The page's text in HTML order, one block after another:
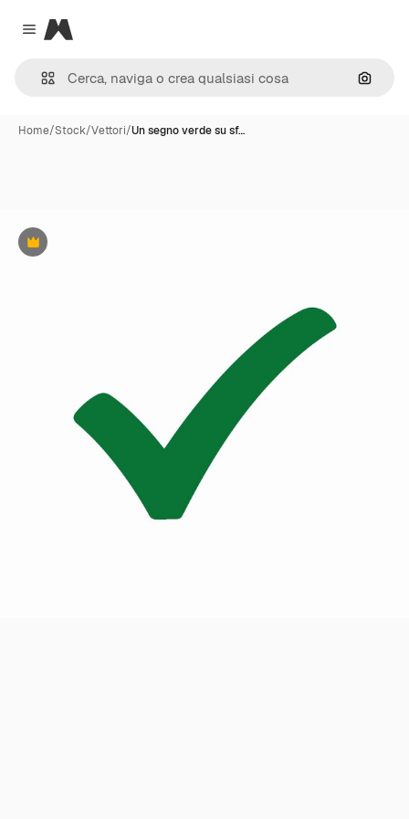
Close menu
Magnific
Cerca
Home/Stock/Vettori/Un segno verde su sf…
Premium